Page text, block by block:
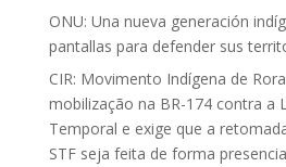
ONU: Una nueva generación
pantallas para defender sus
CIR: Movimento Indígena de
mobilização na BR-174 contra a
Temporal e exige que a
STF seja feita de forma